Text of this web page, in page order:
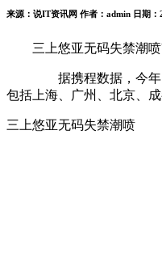
来源：说IT资讯网 作者：admin 日期
三上悠亚无码失禁潮喷
据携程数据，今年以来
包括上海、广州、北京、
三上悠亚无码失禁潮喷